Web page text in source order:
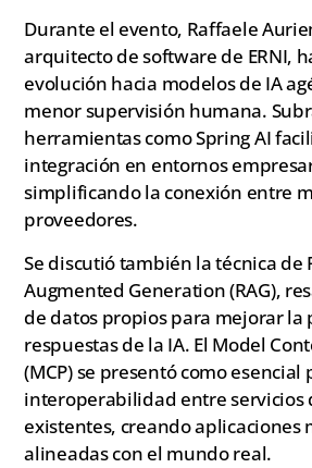
Durante el evento, Raffaele
arquitecto de software de ERNI,
evolución hacia modelos de IA
menor supervisión humana.
herramientas como Spring AI
integración en entornos
simplificando la conexión entre
proveedores.
Se discutió también la técnica de
Augmented Generation (RAG),
de datos propios para mejorar la
respuestas de la IA. El Model
(MCP) se presentó como esencial
interoperabilidad entre servicios
existentes, creando aplicaciones
alineadas con el mundo real.